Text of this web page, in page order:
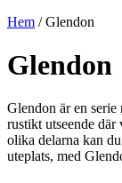
Hem / Glendon
Glendon
Glendon är en
rustikt utseende
olika delarna kan
uteplats, med